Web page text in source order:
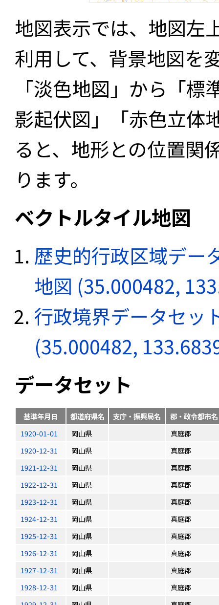
地図表示では、地図左
利用して、背景地図を
「淡色地図」から「
影起伏図」「赤色立体
ると、地形との位置関
ります。
ベクトルタイル地図
歴史的行政区域デー
地図 (35.000482,
行政境界データセッ
(35.000482,
データセット
基準年月日 都道府県名 支庁・振興局名
郡・政令都市名
1920-01-01
岡山県
真庭郡
1920-12-31
岡山県
真庭郡
1921-12-31
岡山県
真庭郡
1922-12-31
岡山県
真庭郡
1923-12-31
岡山県
真庭郡
1924-12-31
岡山県
真庭郡
1925-12-31
岡山県
真庭郡
1926-12-31
岡山県
真庭郡
1927-12-31
岡山県
真庭郡
1928-12-31
岡山県
真庭郡